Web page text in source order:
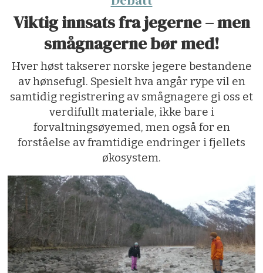
Viktig innsats fra jegerne – men
smågnagerne bør med!
Hver høst takserer norske jegere bestandene
av hønsefugl. Spesielt hva angår rype vil en
samtidig registrering av smågnagere gi oss et
verdifullt materiale, ikke bare i
forvaltningsøyemed, men også for en
forståelse av framtidige endringer i fjellets
økosystem.